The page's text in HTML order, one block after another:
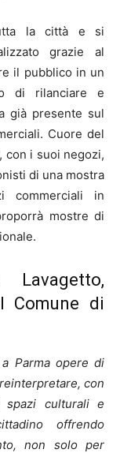
la città e si
grazie al
il pubblico in un
di rilanciare e
già presente sul
Cuore del
con i suoi negozi,
di una mostra
commerciali in
mostre di
Comune di
Parma opere di
con
spazi culturali e
offrendo
non solo per